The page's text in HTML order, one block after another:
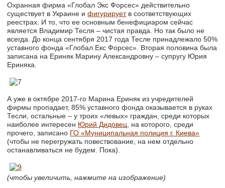
Охранная фирма «Глобал Экс Форсес» действительно
существует в Украине ифигурируетв соответствующих
реестрах. И то, что ее основным бенефициаром сейчас
является Владимир Тесля – чистая правда. Но так было не
всегда. До конца сентября 2017 года Тесле принадлежало 50%
уставного фонда «Глобал Екс Форсес». Вторая половина была
записана на Ериняк Марину Александровну – супругу Юрия
Ериняка.
А уже в октябре 2017-го Марина Ериняк из учредителей
фирмы пропадает, 85% уставного фонда оказывается в руках
Тесли, остальные – у троих «левых» граждан, среди которых
наиболее интересен Юрий Дидовец , на которого, среди
прочего, записано ГО «Муниципальная полиция г. Киева»
(чтобы не перегружать повествование, на нем отдельно
останавливаться не будем. Пока).
(чтобы увеличить, нажмите на изображение)